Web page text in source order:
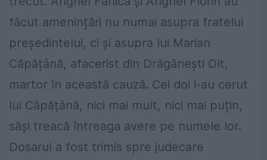
făcut amenințări nu numai asupra fratelui
președintelui, ci și asupra lui Marian
Căpățână, afacerist din Drăgănești Olt,
martor în această cauză. Cei doi i-au cerut
lui Căpățână, nici mai mult, nici mai puțin,
săși treacă întreaga avere pe numele lor.
Dosarul a fost trimis spre judecare